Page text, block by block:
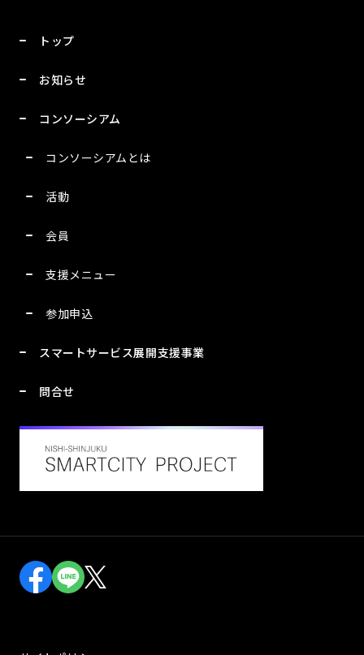
トップ
お知らせ
問合せ
コンソーシアム
コンソーシアムとは
活動
会員
支援メニュー
参加申込
スマートサービス展開支援事業